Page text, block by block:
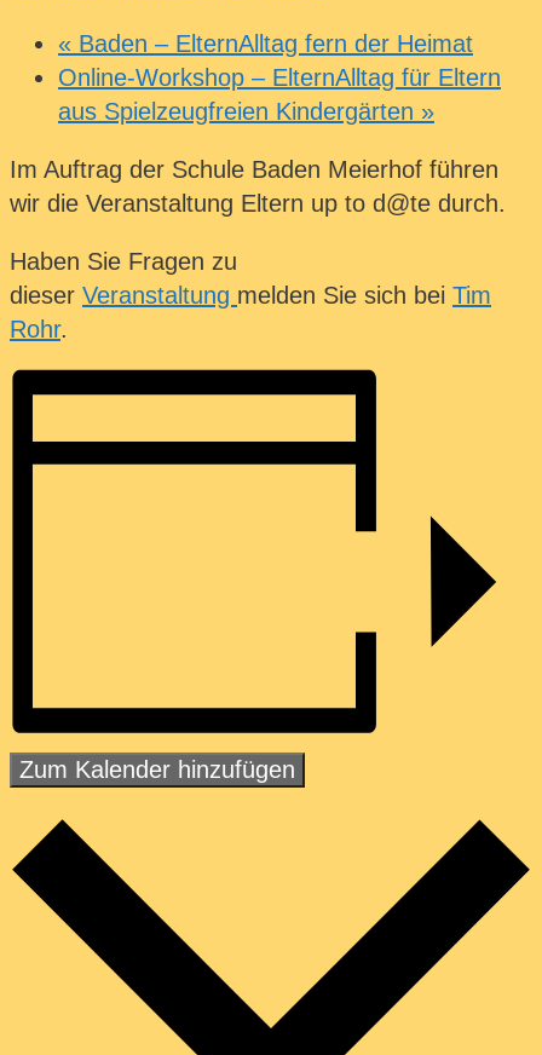
« Baden – ElternAlltag fern der Heimat
Online-Workshop – ElternAlltag für Eltern
aus Spielzeugfreien Kindergärten »
Im Auftrag der Schule Baden Meierhof führen
wir die Veranstaltung Eltern up to d@te durch.
Haben Sie Fragen zu
dieser Veranstaltung melden Sie sich bei Tim
Rohr.
Zum Kalender hinzufügen